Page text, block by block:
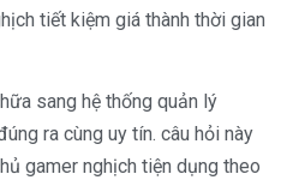
tiết kiệm giá thành thời gian
sang hệ thống quản lý
ra cùng uy tín. câu hỏi này
gamer nghịch tiện dụng theo